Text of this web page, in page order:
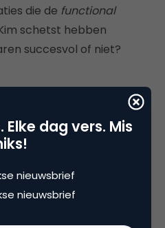
die de functional
schetst hebben
succesvol of niet?
van Peter Kims
dag vers. Mis
nieuwsbrief
nieuwsbrief